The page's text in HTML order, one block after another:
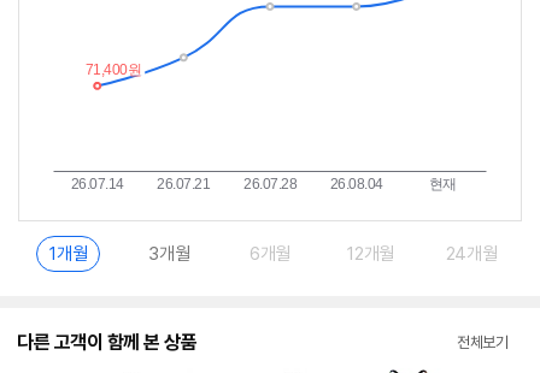
1개월 3개월 6개월 12개월 24개월
다른 고객이 함께 본 상품 전체보기